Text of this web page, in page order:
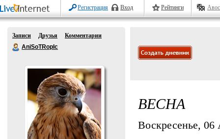
Регистрация Вход Рейтинги
Записи Друзья
Комментарии
AniSoTRopIc
ВЕСНА
Воскресенье, 06